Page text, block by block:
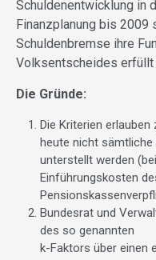
Schuldenentwicklung in
Finanzplanung bis
Schuldenbremse ihre
Volksentscheides erfüllt
Die Gründe:
Die Kriterien
heute nicht sämtliche
unterstellt werden
Einführungskosten
Bundesrat und
des so genannten
k-Faktors über einen